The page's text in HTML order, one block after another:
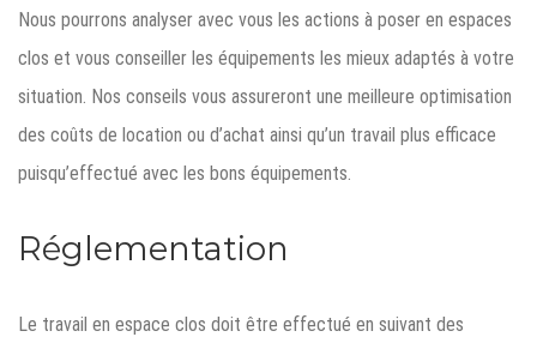
Nous pourrons analyser avec vous les actions à poser en espaces
clos et vous conseiller les équipements les mieux adaptés à votre
situation. Nos conseils vous assureront une meilleure optimisation
des coûts de location ou d’achat ainsi qu’un travail plus efficace
puisqu’effectué avec les bons équipements.
Réglementation
Le travail en espace clos doit être effectué en suivant des